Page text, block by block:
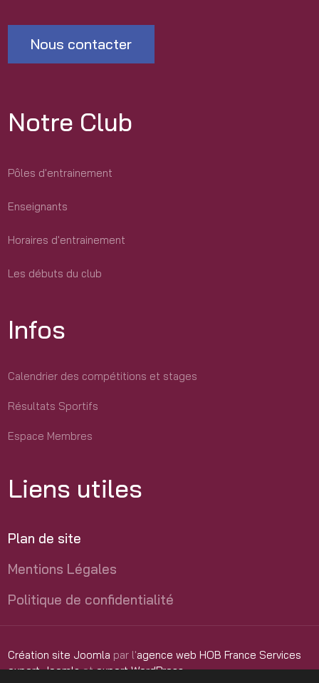
Nous contacter
Notre Club
Pôles d'entrainement
Enseignants
Horaires d'entrainement
Les débuts du club
Infos
Calendrier des compétitions et stages
Résultats Sportifs
Espace Membres
Liens utiles
Plan de site
Mentions Légales
Politique de confidentialité
Création site Joomla par l'agence web HOB France Services
expert Joomlaetexpert WordPress